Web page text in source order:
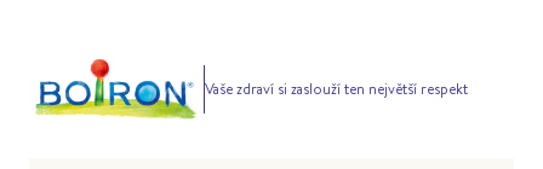
Vaše zdraví si zaslouží ten největší respekt